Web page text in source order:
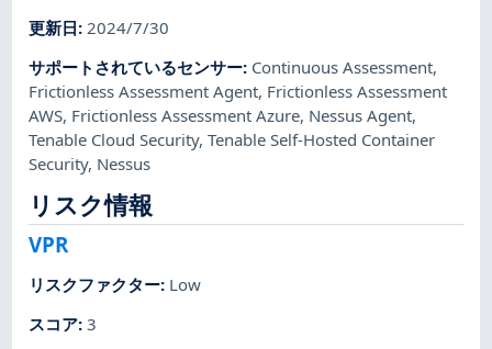
更新日: 2024/7/30
サポートされているセンサー: Continuous Assessment,
Frictionless Assessment Agent, Frictionless Assessment
AWS, Frictionless Assessment Azure, Nessus Agent,
Tenable Cloud Security,Tenable Self-Hosted Container
Security, Nessus
リスク情報
VPR
リスクファクター: Low
スコア:3